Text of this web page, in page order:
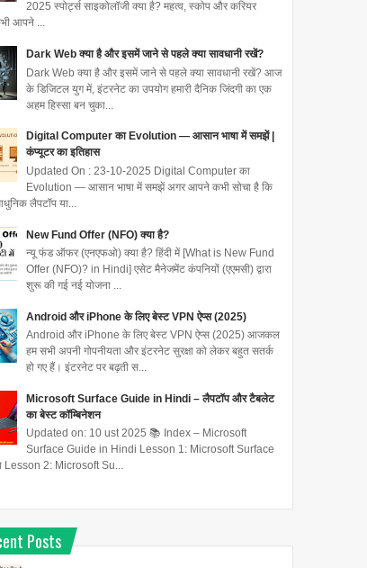
2025 स्पोर्ट्स साइकोलॉजी क्या है? महत्व, स्कोप और करियर
आपने ...
Dark Web क्या है और इसमें जाने से पहले क्या सावधानी रखें?
Dark Web क्या है और इसमें जाने से पहले क्या सावधानी रखें? आज
के डिजिटल युग में, इंटरनेट का उपयोग हमारी दैनिक जिंदगी का एक
अहम हिस्सा बन चुका...
Digital Computer का Evolution — आसान भाषा में समझें |
कंप्यूटर का इतिहास
Updated On : 23-10-2025 Digital Computer का
Evolution — आसान भाषा में समझें अगर आपने कभी सोचा है कि
लैपटॉप या...
New Fund Offer (NFO) क्या है?
न्यू फंड ऑफर (एनएफओ) क्या है? हिंदी में [What is New Fund
Offer (NFO)? in Hindi] एसेट मैनेजमेंट कंपनियों (एएमसी) द्वारा
शुरू की गई नई योजना ...
Android और iPhone के लिए बेस्ट VPN ऐप्स (2025)
Android और iPhone के लिए बेस्ट VPN ऐप्स (2025) आजकल
हम सभी अपनी गोपनीयता और इंटरनेट सुरक्षा को लेकर बहुत सतर्क
हो गए हैं। इंटरनेट पर बढ़ती स...
Microsoft Surface Guide in Hindi – लैपटॉप और टैबलेट
का बेस्ट कॉम्बिनेशन
Updated on: 10 ust 2025 📚 Index – Microsoft
Surface Guide in Hindi Lesson 1: Microsoft Surface
Lesson 2: Microsoft Su...
Posts